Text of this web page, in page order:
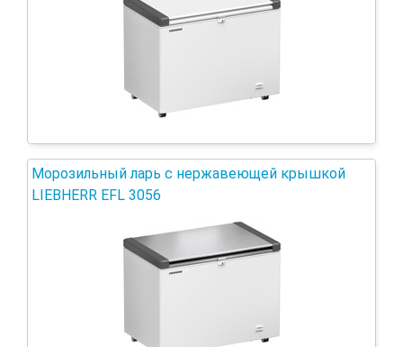
Морозильный ларь с нержавеющей крышкой
LIEBHERR EFL 3056